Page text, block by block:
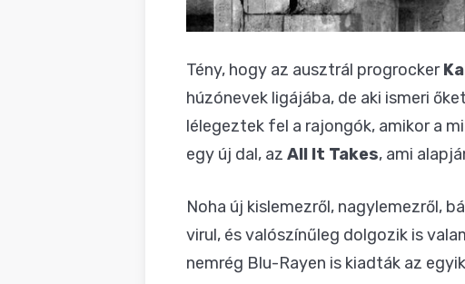
Tény, hogy az ausztrál progrocker
húzónevek ligájába, de aki ismeri
lélegeztek fel a rajongók, amikor a
egy új dal, az All It Takes, ami
Noha új kislemezről, nagylemezről,
virul, és valószínűleg dolgozik is
nemrég Blu-Rayen is kiadták az